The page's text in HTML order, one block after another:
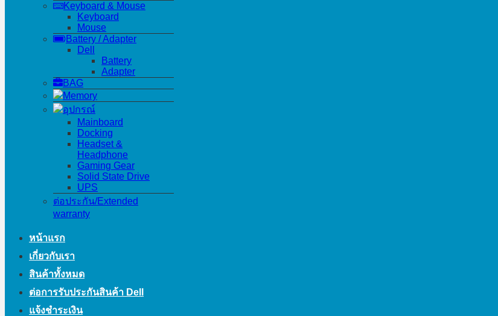
Keyboard & Mouse
Keyboard
Mouse
Battery / Adapter
Dell
Battery
Adapter
BAG
Memory
อุปกรณ์
Mainboard
Docking
Headset &
Headphone
Gaming Gear
Solid State Drive
UPS
ต่อประกัน/Extended
warranty
หน้าแรก
เกี่ยวกับเรา
สินค้าทั้งหมด
ต่อการรับประกันสินค้า Dell
แจ้งชำระเงิน